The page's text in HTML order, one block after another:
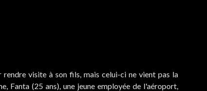
visite à son fils, mais celui-ci ne vient pas la
Fanta (25 ans), une jeune employée de l'aéroport,